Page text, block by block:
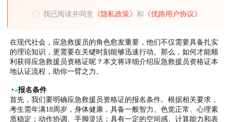
我已阅读并同意 《隐私政策》和 《优路用户协议》
在现代社会，应急救援员的角色愈发重要，他们不仅需要具备扎实
的理论知识，更需要在关键时刻能够迅速行动。那么，如何才能顺
利获得应急救援员资格证呢？本文将详细介绍应急救援员资格证本
地认证流程，助你一臂之力。
◔◕报名条件
首先，我们要明确应急救援员资格证的报名条件。根据相关要求，
考生需年满18周岁，身体健康，具备一般智力、色觉正常、心理素
质稳定；动作协调、手脚灵活；具有一定的空间感、计算能力和表